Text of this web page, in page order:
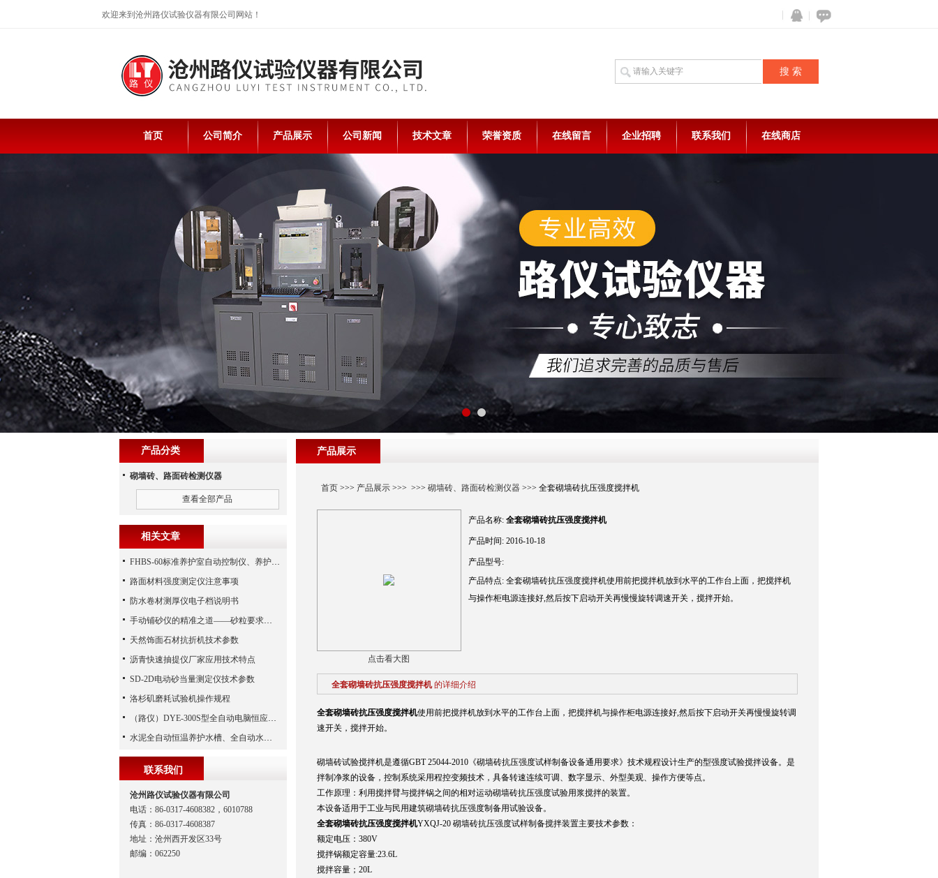
欢迎来到沧州路仪试验仪器有限公司网站！
在线咨
QQ
首页 公司简介 产品展示 公司新闻 技术文章 荣誉资质 在线留言 企业招聘 联系我们 在线商店
产品展示
首页>>> 产品展示>>> >>> 砌墙砖、路面砖检测仪器>>> 全套砌墙砖抗压强度搅拌机
点击看大图
产品名称: 全套砌墙砖抗压强度搅拌机
产品时间: 2016-10-18
产品型号:
产品特点: 全套砌墙砖抗压强度搅拌机使用前把搅拌机放到水平的工作台上面，把搅拌机
与操作柜电源连接好,然后按下启动开关再慢慢旋转调速开关，搅拌开始。
全套砌墙砖抗压强度搅拌机 的详细介绍
全套砌墙砖抗压强度搅拌机使用前把搅拌机放到水平的工作台上面，把搅拌机与操作柜电源连接好,然后按下启动开关再慢慢旋转调
速开关，搅拌开始。
砌墙砖试验搅拌机是遵循GBT 25044-2010《砌墙砖抗压强度试样制备设备通用要求》技术规程设计生产的型强度试验搅拌设备。是
拌制净浆的设备，控制系统采用程控变频技术，具备转速连续可调、数字显示、外型美观、操作方便等点。
工作原理：利用搅拌臂与搅拌锅之间的相对运动砌墙砖抗压强度试验用浆搅拌的装置。
本设备适用于工业与民用建筑砌墙砖抗压强度制备用试验设备。
全套砌墙砖抗压强度搅拌机YXQJ-20 砌墙砖抗压强度试样制备搅拌装置主要技术参数：
额定电压：380V
搅拌锅额定容量:23.6L
搅拌容量；20L
产品分类
砌墙砖、路面砖检测仪器
查看全部产品
相关文章
FHBS-60标准养护室自动控制仪、养护室自动控制设备
路面材料强度测定仪注意事项
防水卷材测厚仪电子档说明书
手动铺砂仪的精准之道——砂粒要求须知
天然饰面石材抗折机技术参数
沥青快速抽提仪厂家应用技术特点
SD-2D电动砂当量测定仪技术参数
洛杉矶磨耗试验机操作规程
（路仪）DYE-300S型全自动电脑恒应力压力试验机,屏显恒应力试验机,全自动恒应力试验机
水泥全自动恒温养护水槽、全自动水泥养护槽、水泥养护水槽、水泥养护盒（沧州路仪）
联系我们
沧州路仪试验仪器有限公司
电话：86-0317-4608382，6010788
传真：86-0317-4608387
地址：沧州西开发区33号
邮编：062250